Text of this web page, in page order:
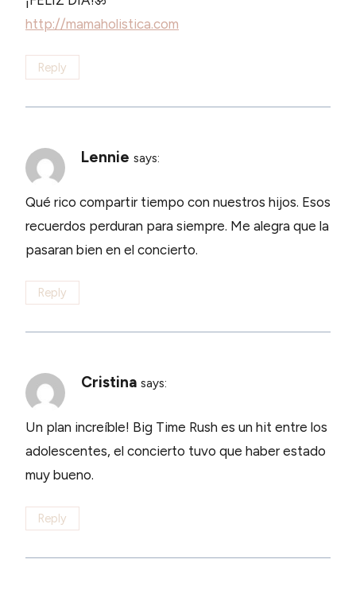
http://mamaholistica.com
Reply
Lennie says:
Qué rico compartir tiempo con nuestros hijos. Esos
recuerdos perduran para siempre. Me alegra que la
pasaran bien en el concierto.
Reply
Cristina says:
Un plan increíble! Big Time Rush es un hit entre los
adolescentes, el concierto tuvo que haber estado
muy bueno.
Reply